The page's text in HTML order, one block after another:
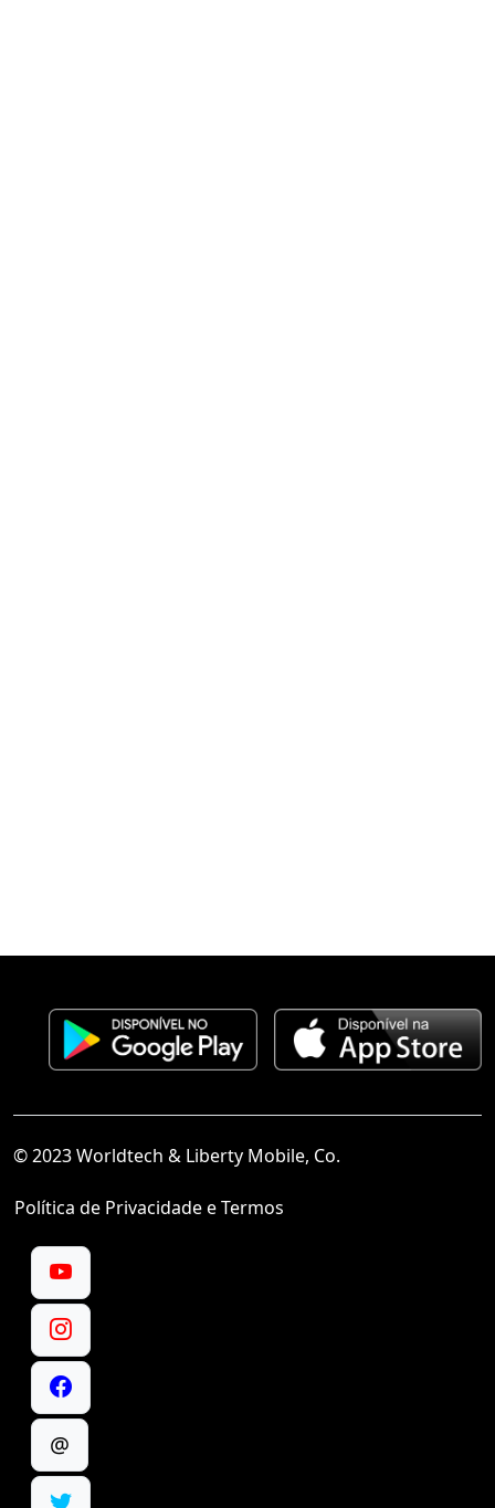
© 2023 Worldtech & Liberty Mobile, Co.
Política de Privacidade e Termos
@